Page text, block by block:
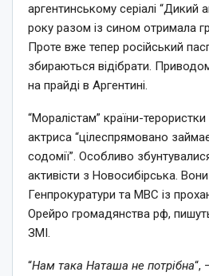
аргентинському серіалі “Дикий
року разом із сином отримала
Проте вже тепер російський
збираються відібрати.
на прайді в Аргентині.
“Моралістам” країни-
актриса “цілеспрямовано
содомії”. Особливо
активісти з Новосибірська.
Генпрокуратури та МВС із
Орейро громадянства рф,
ЗМІ.
“Нам така Наташа не потрібна“,